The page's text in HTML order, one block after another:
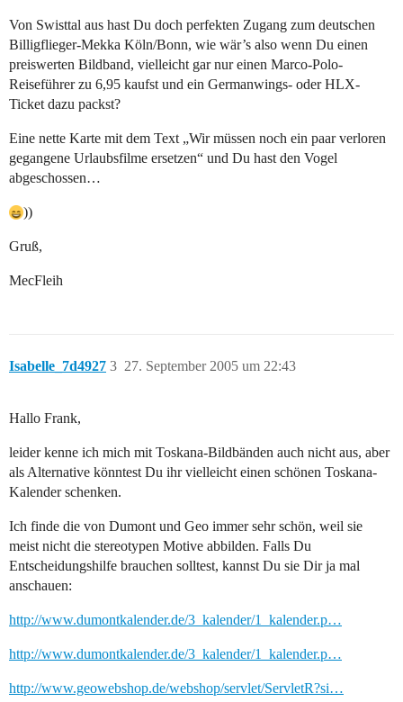
Von Swisttal aus hast Du doch perfekten Zugang zum deutschen
Billigflieger-Mekka Köln/Bonn, wie wär’s also wenn Du einen
preiswerten Bildband, vielleicht gar nur einen Marco-Polo-
Reiseführer zu 6,95 kaufst und ein Germanwings- oder HLX-
Ticket dazu packst?
Eine nette Karte mit dem Text „Wir müssen noch ein paar verloren
gegangene Urlaubsfilme ersetzen“ und Du hast den Vogel
abgeschossen…
))
Gruß,
MecFleih
Isabelle_7d4927 27. September 2005 um 22:43
3
Hallo Frank,
leider kenne ich mich mit Toskana-Bildbänden auch nicht aus, aber
als Alternative könntest Du ihr vielleicht einen schönen Toskana-
Kalender schenken.
Ich finde die von Dumont und Geo immer sehr schön, weil sie
meist nicht die stereotypen Motive abbilden. Falls Du
Entscheidungshilfe brauchen solltest, kannst Du sie Dir ja mal
anschauen:
http://www.dumontkalender.de/3_kalender/1_kalender.p…
http://www.dumontkalender.de/3_kalender/1_kalender.p…
http://www.geowebshop.de/webshop/servlet/ServletR?si…